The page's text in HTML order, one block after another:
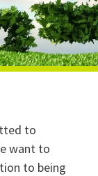
to
want to
to being